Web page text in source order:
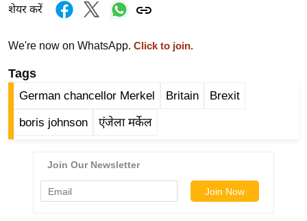
त
टो
र्ल्ड
न्यू
ज
शेयर करें
We're now on WhatsApp. Click to join.
Tags
German chancellor Merkel Britain Brexit
boris johnson एंजेला मर्केल